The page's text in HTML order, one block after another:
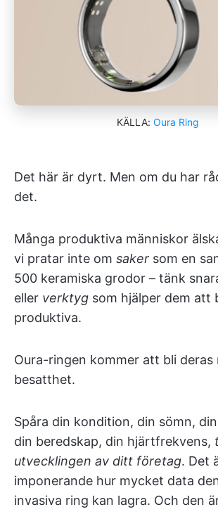
KÄLLA: Oura Ring
Det här är dyrt. Men om du har
det.
Många produktiva människor
vi pratar inte om saker som en
500 keramiska grodor – tänk
eller verktyg som hjälper dem att
produktiva.
Oura-ringen kommer att bli deras
besatthet.
Spåra din kondition, din sömn,
din beredskap, din hjärtfrekvens,
utvecklingen av ditt företag. Det
imponerande hur mycket data
invasiva ring kan lagra. Och den